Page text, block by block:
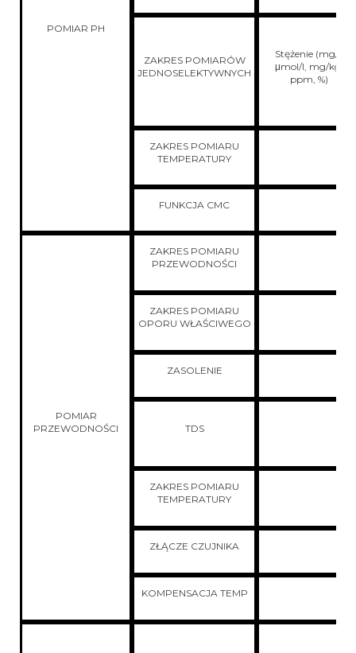
POMIAR PH
ZAKRES POMIARÓW
JEDNOSELEKTYWNYCH
Stężenie (mg/l,
μmol/l, mg/kg,
ppm, %)
ZAKRES POMIARU
TEMPERATURY
FUNKCJA CMC
POMIAR
PRZEWODNOŚCI
ZAKRES POMIARU
PRZEWODNOŚCI
ZAKRES POMIARU
OPORU WŁAŚCIWEGO
ZASOLENIE
TDS
ZAKRES POMIARU
TEMPERATURY
ZŁĄCZE CZUJNIKA
KOMPENSACJA TEMP